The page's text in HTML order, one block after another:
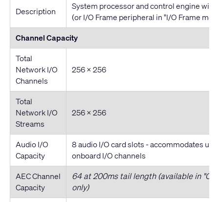
Description
System processor and control engine
(or I/O Frame peripheral in "I/O Frame
Channel Capacity
Total
Network I/O
Channels
256 × 256
Total
Network I/O
Streams
256 x 256
Audio I/O
Capacity
8 audio I/O card slots - accommodates up
onboard I/O channels
AEC Channel
Capacity
64 at 200ms tail length (available in "Q-
only)